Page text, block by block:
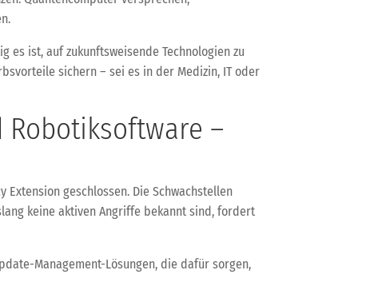
es ist, auf zukunftsweisende Technologien zu
sichern – sei es in der Medizin, IT oder
–
geschlossen. Die Schwachstellen
keine aktiven Angriffe bekannt sind, fordert
Management-Lösungen, die dafür sorgen,